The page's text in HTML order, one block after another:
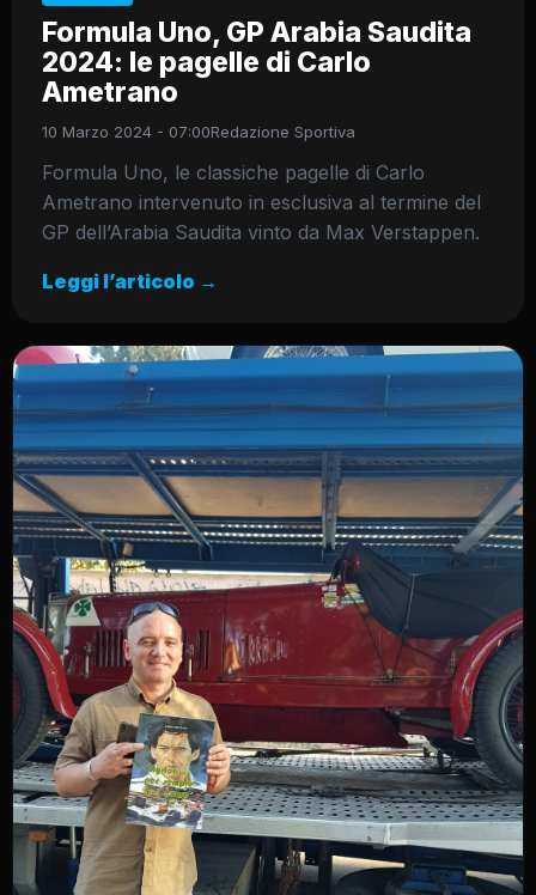
Formula Uno, GP Arabia Saudita
2024: le pagelle di Carlo
Ametrano
10 Marzo 2024 - 07:00Redazione Sportiva
Formula Uno, le classiche pagelle di Carlo
Ametrano intervenuto in esclusiva al termine del
GP dell’Arabia Saudita vinto da Max Verstappen.
Leggi l’articolo →